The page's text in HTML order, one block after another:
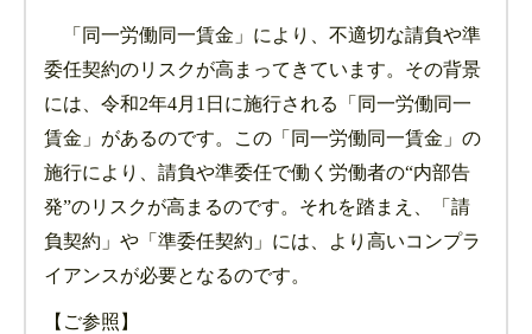
「同一労働同一賃金」により、不適切な請負や準
委任契約のリスクが高まってきています。その背景
には、令和2年4月1日に施行される「同一労働同一
賃金」があるのです。この「同一労働同一賃金」の
施行により、請負や準委任で働く労働者の“内部告
発”のリスクが高まるのです。それを踏まえ、「請
負契約」や「準委任契約」には、より高いコンプラ
イアンスが必要となるのです。
【ご参照】